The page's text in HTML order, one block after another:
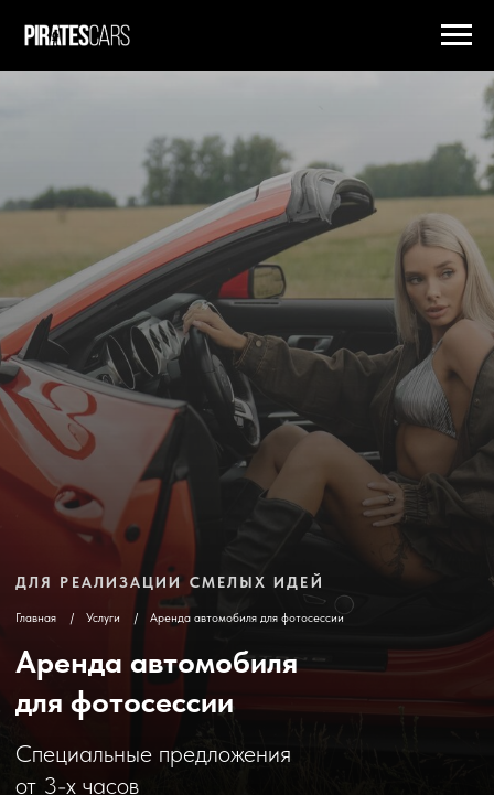
ДЛЯ РЕАЛИЗАЦИИ СМЕЛЫХ ИДЕЙ
Специальные предложения
Аренда автомобиля
для фотосессии
Услуги Аренда автомобиля для фотосессии
Арендуйте премиальный автомобиль для
вашей фотосессии и создайте незабываемые
образы. Мы предлагаем широкий выбор
элегантных моделей, чтобы сделать ваши
фотографии поистине эксклюзивными.